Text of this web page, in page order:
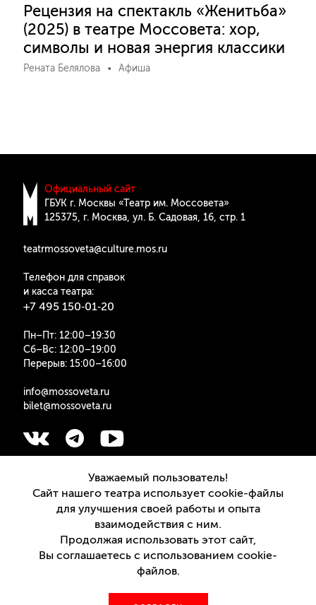
Рецензия на спектакль «Женитьба»
(2025) в театре Моссовета: хор,
символы и новая энергия классики
Рената Белялова Афиша
Официальный сайт
ГБУК г. Москвы «Театр им. Моссовета»
125375, г. Москва, ул. Б. Cадовая, 16, стр. 1
teatrmossoveta@culture.mos.ru
Телефон для справок
и касса театра:
+7 495 150‑01‑20
Пн–Пт: 12:00–19:30
Сб–Вс: 12:00–19:00
Перерыв: 15:00–16:00
info@mossoveta.ru
bilet@mossoveta.ru
Подписаться на рассылку
Версия для слабовидящих
Уважаемый пользователь!
Сайт нашего театра использует cookie-файлы
для улучшения своей работы и опыта
взаимодействия с ним.
Продолжая использовать этот сайт,
Вы соглашаетесь с использованием cookie-
файлов.